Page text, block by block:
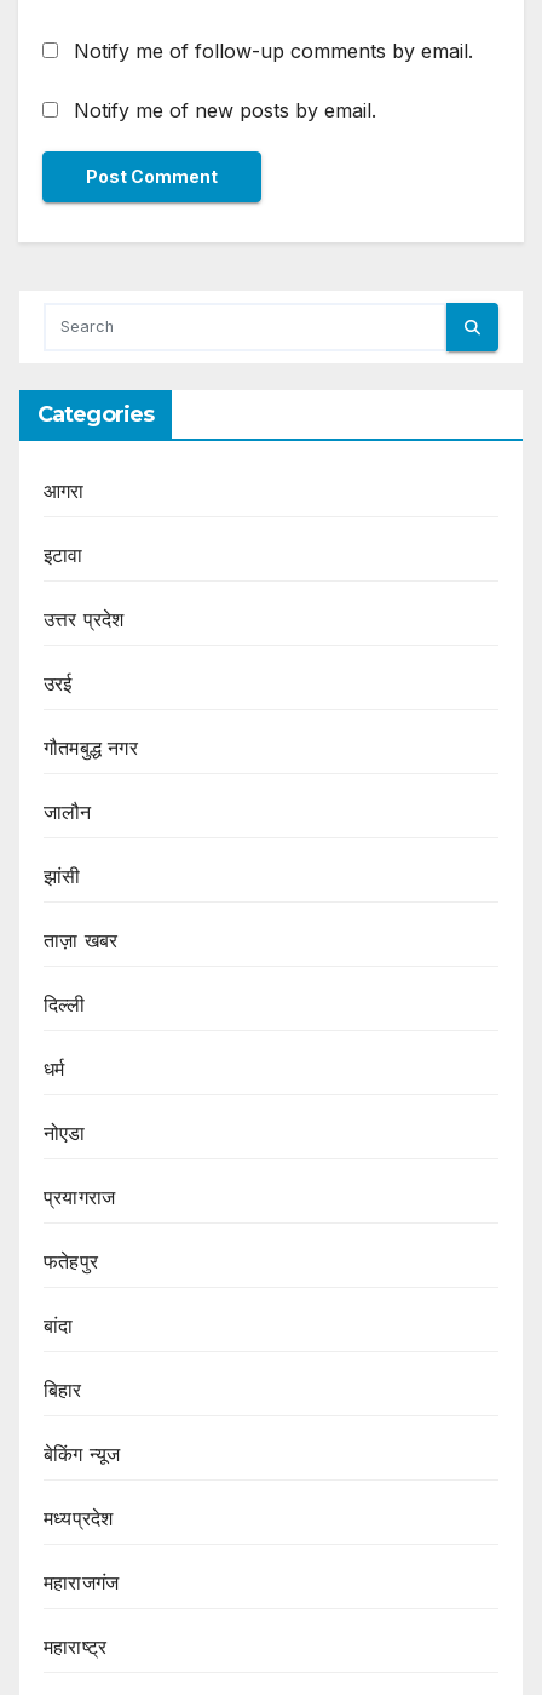
Notify me of follow-up comments by email.
Notify me of new posts by email.
Categories
आगरा
इटावा
उत्तर प्रदेश
उरई
गौतमबुद्ध नगर
जालौन
झांसी
ताज़ा खबर
दिल्ली
धर्म
नोएडा
प्रयागराज
फतेहपुर
बांदा
बिहार
बेकिंग न्यूज
मध्यप्रदेश
महाराजगंज
महाराष्ट्र